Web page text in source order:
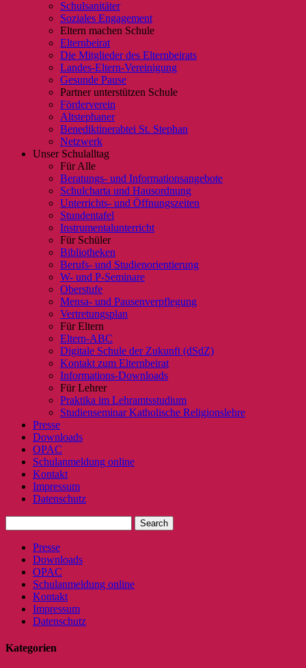
Schulsanitäter
Soziales Engagement
Eltern machen Schule
Elternbeirat
Die Mitglieder des Elternbeirats
Landes-Eltern-Vereinigung
Gesunde Pause
Partner unterstützen Schule
Förderverein
Altstephaner
Benediktinerabtei St. Stephan
Netzwerk
Unser Schulalltag
Für Alle
Beratungs- und Informationsangebote
Schulcharta und Hausordnung
Unterrichts- und Öffnungszeiten
Stundentafel
Instrumentalunterricht
Für Schüler
Bibliotheken
Berufs- und Studienorientierung
W- und P-Seminare
Oberstufe
Mensa- und Pausenverpflegung
Vertretungsplan
Für Eltern
Eltern-ABC
Digitale Schule der Zukunft (dSdZ)
Kontakt zum Elternbeirat
Informations-Downloads
Für Lehrer
Praktika im Lehramtsstudium
Studienseminar Katholische Religionslehre
Presse
Downloads
OPAC
Schulanmeldung online
Kontakt
Impressum
Datenschutz
Presse
Downloads
OPAC
Schulanmeldung online
Kontakt
Impressum
Datenschutz
Kategorien